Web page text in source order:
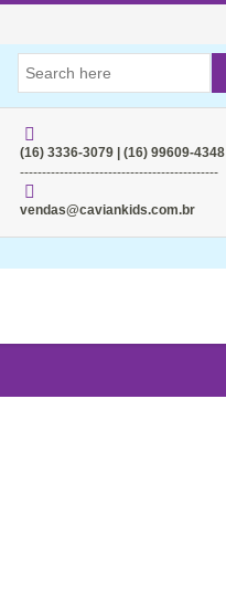
(16) 3336-3079 | (16) 99609-4348
---------------------------------------------
vendas@caviankids.com.br